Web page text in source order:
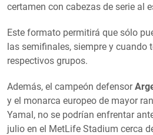
certamen con cabezas de serie al
Este formato permitirá que sólo
las semifinales, siempre y cuando
respectivos grupos.
Además, el campeón defensor
y el monarca europeo de mayor
Yamal, no se podrían enfrentar
julio en el MetLife Stadium cerca